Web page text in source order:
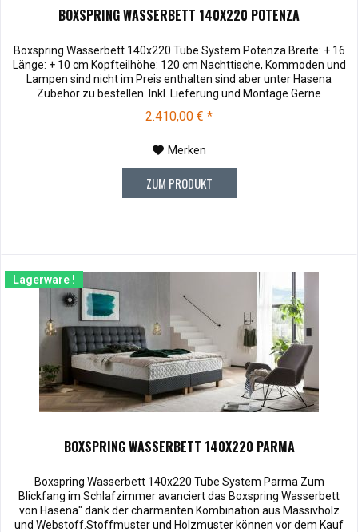
BOXSPRING WASSERBETT 140X220 POTENZA
Boxspring Wasserbett 140x220 Tube System Potenza Breite: + 16
Länge: + 10 cm Kopfteilhöhe: 120 cm Nachttische, Kommoden und
Lampen sind nicht im Preis enthalten sind aber unter Hasena
Zubehör zu bestellen. Inkl. Lieferung und Montage Gerne
Selbstaufbau: Bei Abholung in unseren Filialen Bremen, Goslar,
2.410,00 € *
Merken
ZUM PRODUKT
Lagerware !
BOXSPRING WASSERBETT 140X220 PARMA
Boxspring Wasserbett 140x220 Tube System Parma Zum
Blickfang im Schlafzimmer avanciert das Boxspring Wasserbett
von Hasena" dank der charmanten Kombination aus Massivholz
und Webstoff.Stoffmuster und Holzmuster können vor dem Kauf